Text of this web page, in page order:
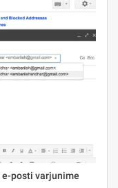
posti varjunime